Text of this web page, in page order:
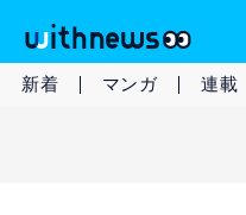
新着 マンガ 連載